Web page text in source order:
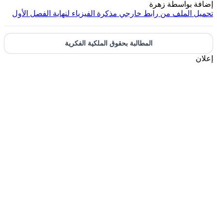
إضافة بواسطة زهرة
تحميل الملف من رابط خارجي مذكرة الفيزياء لنهاية الفصل الأول
المطالبة بحقوق الملكية الفكرية
إعلان